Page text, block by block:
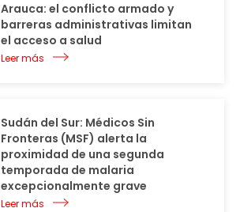
Arauca: el conflicto armado y
barreras administrativas limitan
el acceso a salud
Leer más
Sudán del Sur: Médicos Sin
Fronteras (MSF) alerta la
proximidad de una segunda
temporada de malaria
excepcionalmente grave
Leer más